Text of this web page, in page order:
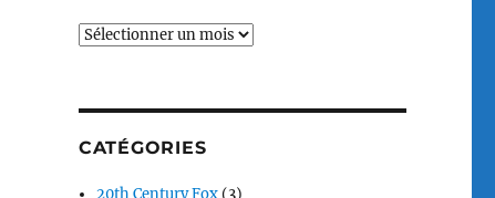
Archives
CATÉGORIES
20th Century Fox (3)